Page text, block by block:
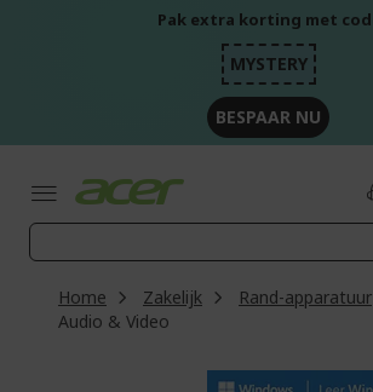
Pak extra korting met
MYSTERY
BESPAAR NU
Home Zakelijk
Rand-apparatuur
Audio & Video